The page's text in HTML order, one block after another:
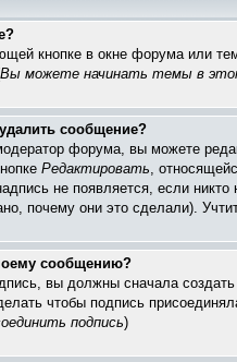
кнопке в окне форума или
Вы можете начинать темы в
сообщение?
форума, вы можете
Редактировать,
не появляется, если
почему они это сделали).
сообщению?
вы должны сначала
чтобы подпись
подпись)